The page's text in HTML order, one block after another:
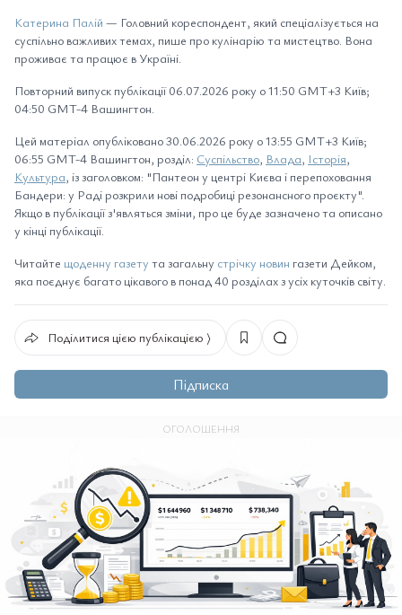
Катерина Палій — Головний кореспондент, який спеціалізується на
суспільно важливих темах, пише про кулінарію та мистецтво. Вона
проживає та працює в Україні.
Повторний випуск публікації 06.07.2026 року о 11:50 GMT+3 Київ;
04:50 GMT-4 Вашингтон.
Цей матеріал опубліковано 30.06.2026 року о 13:55 GMT+3 Київ;
06:55 GMT-4 Вашингтон, розділ: Суспільство, Влада, Історія,
Культура, із заголовком: "Пантеон у центрі Києва і перепоховання
Бандери: у Раді розкрили нові подробиці резонансного проєкту".
Якщо в публікації з'являться зміни, про це буде зазначено та описано
у кінці публікації.
Читайте щоденну газету та загальну стрічку новин газети Дейком,
яка поєднує багато цікавого в понад 40 розділах з усіх куточків світу.
Поділитися цією публікацією ⟩
Підписка
ОГОЛОШЕННЯ